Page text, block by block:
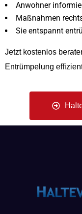
Anwohner
Maßnahmen
Sie entspannt
Jetzt kostenlos
Entrümpelung